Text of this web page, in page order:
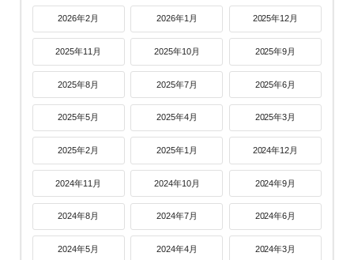
2026年2月 2026年1月 2025年12月
2025年11月 2025年10月 2025年9月
2025年8月 2025年7月 2025年6月
2025年5月 2025年4月 2025年3月
2025年2月 2025年1月 2024年12月
2024年11月 2024年10月 2024年9月
2024年8月 2024年7月 2024年6月
2024年5月 2024年4月 2024年3月